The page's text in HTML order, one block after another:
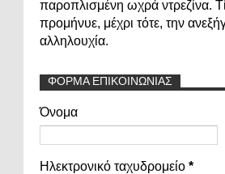
παροπλισμένη ωχρά ντρεζίνα.
προμήνυε, μέχρι τότε, την
αλληλουχία.
ΦΟΡΜΑ ΕΠΙΚΟΙΝΩΝΙΑΣ
Όνομα
Ηλεκτρονικό ταχυδρομείο *